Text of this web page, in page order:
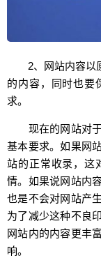
2、网站内容以原
的内容，同时也要
求。
现在的网站对于
基本要求。如果网
站的正常收录，这
情。如果说网站内
也是不会对网站产
为了减少这种不良
网站内的内容更丰
响。